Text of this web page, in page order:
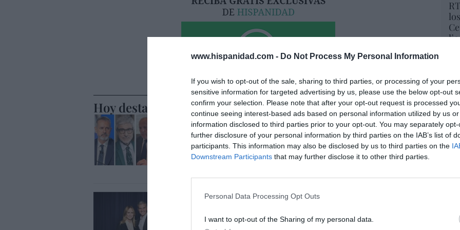
www.hispanidad.com - Do Not Process My Personal Information
If you wish to opt-out of the sale, sharing to third parties, or processing of your
sensitive information for targeted advertising by us, please use the below opt-out
confirm your selection. Please note that after your opt-out request is processed
continue seeing interest-based ads based on personal information utilized by us
information disclosed to third parties prior to your opt-out. You may separately
further disclosure of your personal information by third parties on the IAB’s list of
participants. This information may also be disclosed by us to third parties on the
Downstream Participants that may further disclose it to other third parties.
Personal Data Processing Opt Outs
I want to opt-out of the Sharing of my personal data.
Hoy destacamos
ECONOMÍA
Telefónica. Situación límite: bronca en Reino
Unido, el riesgo de deuda en el alero... y Enrique
Goñi reivindica la Presidencia
ECONOMÍA
y hará más recompras
tu